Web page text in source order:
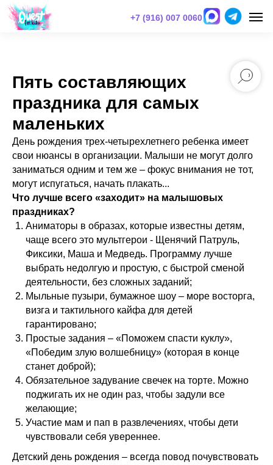
+7 (916) 007 0060
Пять составляющих
праздника для самых
маленьких
День рождения трех-четырехлетнего ребенка имеет
свои нюансы в организации. Малыши не могут долго
заниматься одним и тем же – фокус внимания не тот,
могут испугаться, начать плакать...
Что лучше всего «заходит» на малышовых
праздниках?
Аниматоры в образах, которые известны детям,
чаще всего это мультгерои - Щенячий Патруль,
Фиксики, Маша и Медведь. Программу лучше
выбрать недолгую и простую, с быстрой сменой
деятельности, без сложных заданий;
Мыльные пузыри, бумажное шоу – море восторга,
визга и тактильного кайфа для детей
гарантировано;
Простые задания – «Поможем спасти куклу»,
«Победим злую волшебницу» (которая в конце
станет доброй);
Обязательное задувание свечек на торте. Можно
поджигать их не один раз, чтобы задули все
желающие;
Участие мам и пап в развлечениях, чтобы дети
чувствовали себя увереннее.
Детский день рождения – всегда повод почувствовать